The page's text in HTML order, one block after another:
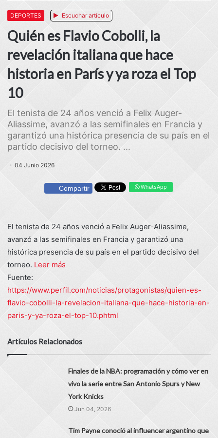
DEPORTES Escuchar artículo
Quién es Flavio Cobolli, la
revelación italiana que hace
historia en París y ya roza el Top
10
El tenista de 24 años venció a Felix Auger-
Aliassime, avanzó a las semifinales en Francia y
garantizó una histórica presencia de su país en el
partido decisivo del torneo. ...
04 Junio 2026
Compartir WhatsApp
El tenista de 24 años venció a Felix Auger-Aliassime,
avanzó a las semifinales en Francia y garantizó una
histórica presencia de su país en el partido decisivo del
torneo. Leer más
Fuente:
https://www.perfil.com/noticias/protagonistas/quien-es-
flavio-cobolli-la-revelacion-italiana-que-hace-historia-en-
paris-y-ya-roza-el-top-10.phtml
Artículos Relacionados
Finales de la NBA: programación y cómo ver en
vivo la serie entre San Antonio Spurs y New
York Knicks
Jun 04, 2026
Tim Payne conoció al influencer argentino que